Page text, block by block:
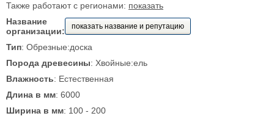
Также работают с регионами: показать
Название
организации:
показать название и репутацию
Тип: Обрезные:доска
Порода древесины: Хвойные:ель
Влажность: Естественная
Длина в мм: 6000
Ширина в мм: 100 - 200